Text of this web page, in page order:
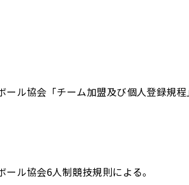
ル協会「チーム加盟及び個人登録規
ル協会6人制競技規則による。